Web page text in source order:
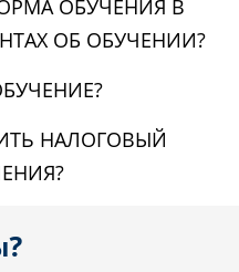
ОБУЧЕНИЯ В
ОБ ОБУЧЕНИИ?
НАЛОГОВЫЙ